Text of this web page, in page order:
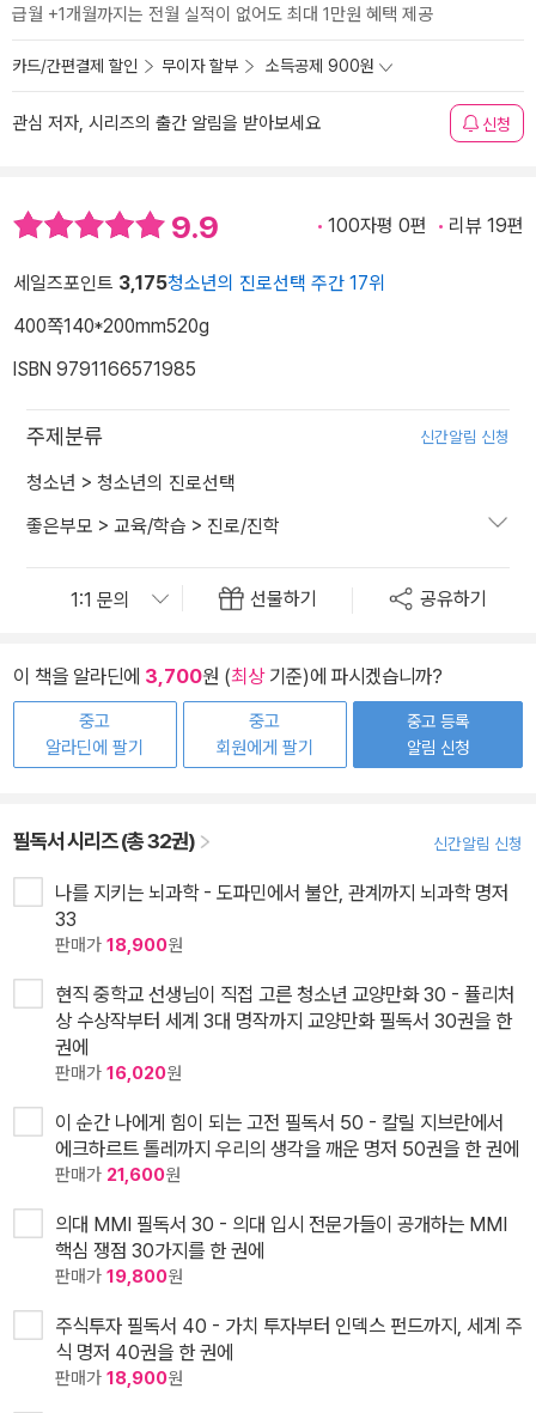
급월 +1개월까지는 전월 실적이 없어도 최대 1만원 혜택 제공
카드/간편결제 할인 무이자 할부 소득공제 900원
관심 저자, 시리즈의 출간 알림을 받아보세요 신청
9.9 100자평 0편 리뷰 19편
세일즈포인트 3,175청소년의 진로선택 주간 17위
400쪽140*200mm520g
ISBN 9791166571985
주제분류 신간알림 신청
청소년 > 청소년의 진로선택
좋은부모 > 교육/학습 > 진로/진학
선물하기 공유하기
이 책을 알라딘에 3,700원 (최상기준)에 파시겠습니까?
중고
알라딘에 팔기
중고
회원에게 팔기
중고 등록
알림 신청
필독서 시리즈 (총 32권) 신간알림 신청
나를 지키는 뇌과학 - 도파민에서 불안, 관계까지 뇌과학 명저
33
판매가 18,900원
현직 중학교 선생님이 직접 고른 청소년 교양만화 30 - 퓰리처
상 수상작부터 세계 3대 명작까지 교양만화 필독서 30권을 한
권에
판매가 16,020원
이 순간 나에게 힘이 되는 고전 필독서 50 - 칼릴 지브란에서
에크하르트 톨레까지 우리의 생각을 깨운 명저 50권을 한 권에
판매가 21,600원
의대 MMI 필독서 30 - 의대 입시 전문가들이 공개하는 MMI
핵심 쟁점 30가지를 한 권에
판매가 19,800원
주식투자 필독서 40 - 가치 투자부터 인덱스 펀드까지, 세계 주
식 명저 40권을 한 권에
판매가 18,900원